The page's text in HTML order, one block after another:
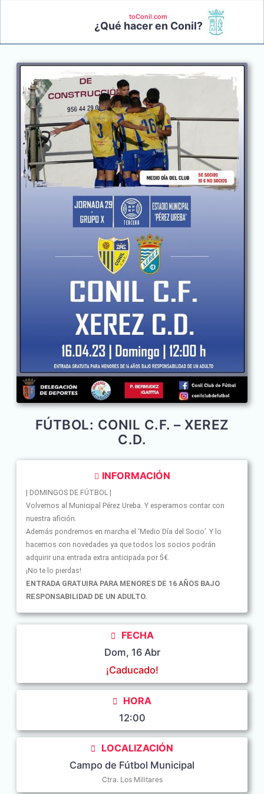
toConil.com
¿Qué hacer en Conil?
FÚTBOL: CONIL C.F. – XEREZ
C.D.
INFORMACIÓN
| DOMINGOS DE FÚTBOL |
Volvemos al Municipal Pérez Ureba. Y esperamos contar con
nuestra afición.
Además pondremos en marcha el ‘Medio Día del Socio’. Y lo
hacemos con novedades ya que todos los socios podrán
adquirir una entrada extra anticipada por 5€.
¡Note lo pierdas!
ENTRADA GRATUIRA PARA MENORES DE 16 AÑOS BAJO
RESPONSABILIDAD DE UN ADULTO.
FECHA
Dom, 16 Abr
¡Caducado!
HORA
12:00
LOCALIZACIÓN
Campo de Fútbol Municipal
Ctra. Los Militares